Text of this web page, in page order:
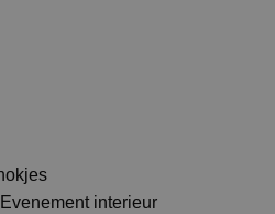
interieur